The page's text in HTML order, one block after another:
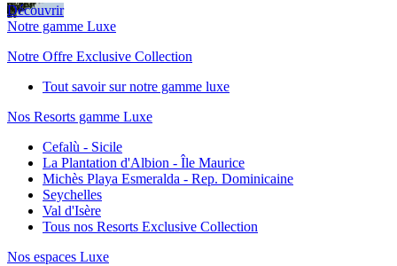
Découvrir
Notre gamme Luxe
Notre Offre Exclusive Collection
Tout savoir sur notre gamme luxe
Nos Resorts gamme Luxe
Cefalù - Sicile
La Plantation d'Albion - Île Maurice
Michès Playa Esmeralda - Rep. Dominicaine
Seychelles
Val d'Isère
Tous nos Resorts Exclusive Collection
Nos espaces Luxe